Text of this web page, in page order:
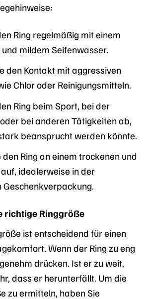
Ring regelmäßig mit einem
mildem Seifenwasser.
den Kontakt mit aggressiven
Chlor oder Reinigungsmitteln.
Ring beim Sport, bei der
bei anderen Tätigkeiten ab,
beansprucht werden könnte.
den Ring an einem trockenen und
idealerweise in der
richtige Ringgröße
ist entscheidend für einen
Wenn der Ring zu eng
drücken. Ist er zu weit,
dass er herunterfällt. Um die
zu ermitteln, haben Sie